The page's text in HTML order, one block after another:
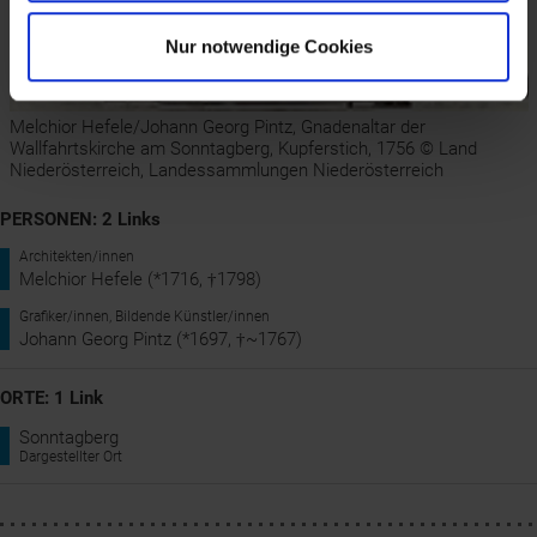
Nur notwendige Cookies
Melchior Hefele/Johann Georg Pintz, Gnadenaltar der
Wallfahrtskirche am Sonntagberg, Kupferstich, 1756 © Land
Niederösterreich, Landessammlungen Niederösterreich
PERSONEN: 2 Links
Architekten/innen
Melchior Hefele (*1716, †1798)
Grafiker/innen, Bildende Künstler/innen
Johann Georg Pintz (*1697, †~1767)
ORTE: 1 Link
Sonntagberg
Dargestellter Ort